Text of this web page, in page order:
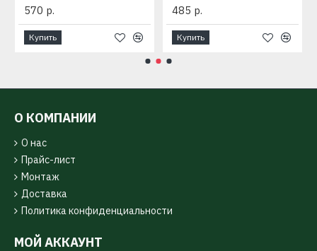
570 р.
Купить
485 р.
Купить
О КОМПАНИИ
О нас
Прайс-лист
Монтаж
Доставка
Политика конфиденциальности
МОЙ АККАУНТ